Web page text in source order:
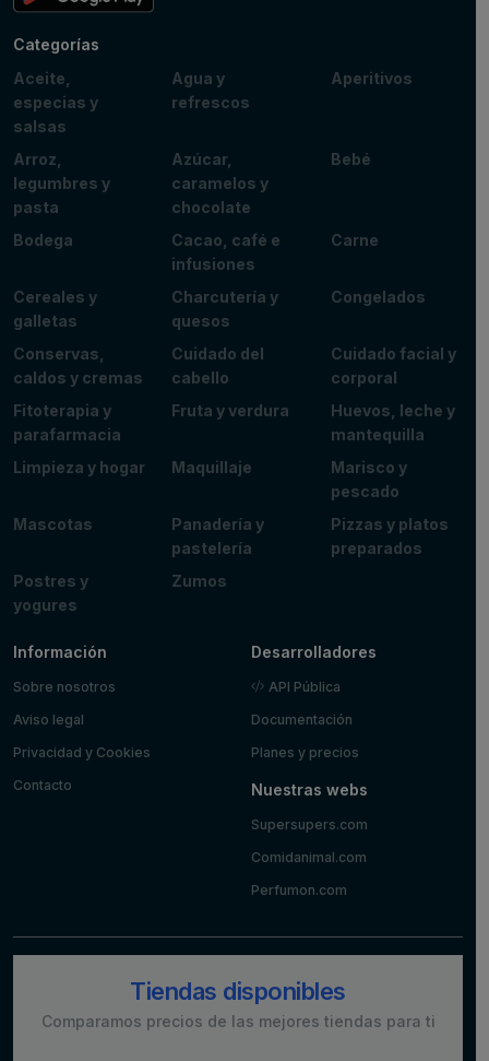
Categorías
Aceite,
especias y
salsas
Agua y
refrescos
Aperitivos
Arroz,
legumbres y
pasta
Azúcar,
caramelos y
chocolate
Bebé
Bodega
Cacao, café e
infusiones
Carne
Cereales y
galletas
Charcutería y
quesos
Congelados
Conservas,
caldos y cremas
Cuidado del
cabello
Cuidado facial y
corporal
Fitoterapia y
parafarmacia
Fruta y verdura
Huevos, leche y
mantequilla
Limpieza y hogar
Maquillaje
Marisco y
pescado
Mascotas
Panadería y
pastelería
Pizzas y platos
preparados
Postres y
yogures
Zumos
Información
Sobre nosotros
Aviso legal
Privacidad y Cookies
Contacto
Desarrolladores
API Pública
Documentación
Planes y precios
Nuestras webs
Supersupers.com
Comidanimal.com
Perfumon.com
Tiendas disponibles
Comparamos precios de las mejores tiendas para ti